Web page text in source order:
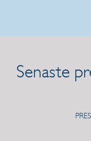
Senaste